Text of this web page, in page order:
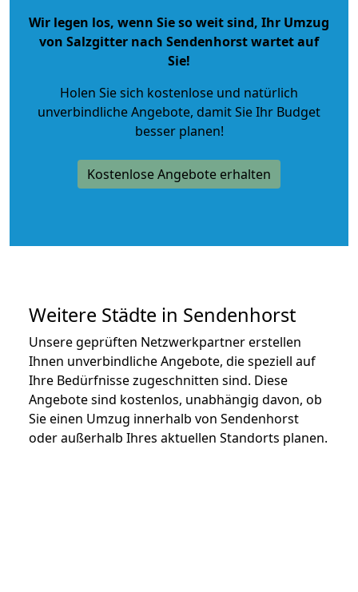
Wir legen los, wenn Sie so weit sind, Ihr Umzug
von Salzgitter nach Sendenhorst wartet auf
Sie!
Holen Sie sich kostenlose und natürlich
unverbindliche Angebote, damit Sie Ihr Budget
besser planen!
Kostenlose Angebote erhalten
Weitere Städte in Sendenhorst
Unsere geprüften Netzwerkpartner erstellen
Ihnen unverbindliche Angebote, die speziell auf
Ihre Bedürfnisse zugeschnitten sind. Diese
Angebote sind kostenlos, unabhängig davon, ob
Sie einen Umzug innerhalb von Sendenhorst
oder außerhalb Ihres aktuellen Standorts planen.